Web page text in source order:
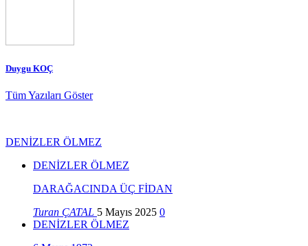
Duygu KOÇ
Tüm Yazıları Göster
DENİZLER ÖLMEZ
DENİZLER ÖLMEZ
DARAĞACINDA ÜÇ FİDAN
Turan ÇATAL 5 Mayıs 2025 0
DENİZLER ÖLMEZ